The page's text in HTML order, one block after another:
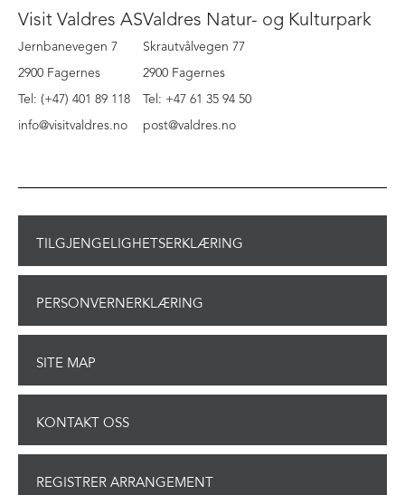
Visit Valdres AS
Jernbanevegen 7
2900 Fagernes
Tel: (+47) 401 89 118
info@visitvaldres.no
Valdres Natur- og Kulturpark
Skrautvålvegen 77
2900 Fagernes
Tel: +47 61 35 94 50
post@valdres.no
TILGJENGELIGHETSERKLÆRING
PERSONVERNERKLÆRING
SITE MAP
KONTAKT OSS
REGISTRER ARRANGEMENT